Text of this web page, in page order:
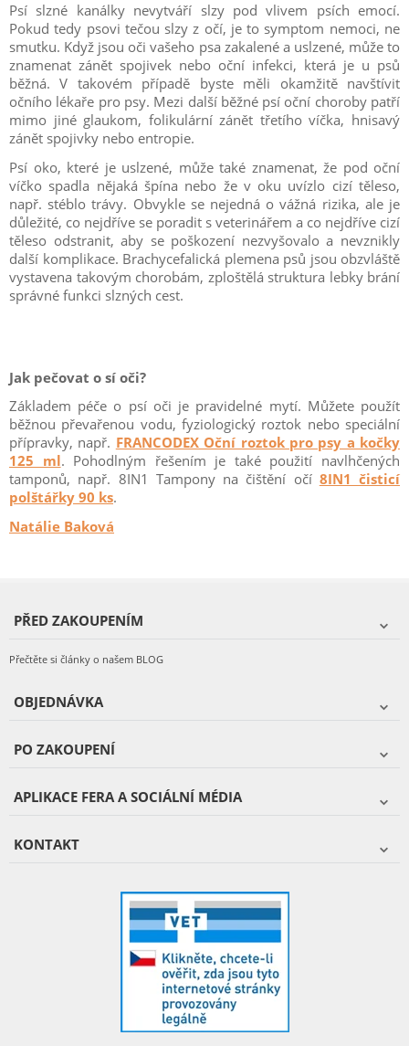
Psí slzné kanálky nevytváří slzy pod vlivem psích emocí.
Pokud tedy psovi tečou slzy z očí, je to symptom nemoci, ne
smutku. Když jsou oči vašeho psa zakalené a uslzené, může to
znamenat zánět spojivek nebo oční infekci, která je u psů
běžná. V takovém případě byste měli okamžitě navštívit
očního lékaře pro psy. Mezi další běžné psí oční choroby patří
mimo jiné glaukom, folikulární zánět třetího víčka, hnisavý
zánět spojivky nebo entropie.
Psí oko, které je uslzené, může také znamenat, že pod oční
víčko spadla nějaká špína nebo že v oku uvízlo cizí těleso,
např. stéblo trávy. Obvykle se nejedná o vážná rizika, ale je
důležité, co nejdříve se poradit s veterinářem a co nejdříve cizí
těleso odstranit, aby se poškození nezvyšovalo a nevznikly
další komplikace. Brachycefalická plemena psů jsou obzvláště
vystavena takovým chorobám, zploštělá struktura lebky brání
správné funkci slzných cest.
Jak pečovat o sí oči?
Základem péče o psí oči je pravidelné mytí. Můžete použít
běžnou převařenou vodu, fyziologický roztok nebo speciální
přípravky, např. FRANCODEX Oční roztok pro psy a kočky
125 ml. Pohodlným řešením je také použití navlhčených
tamponů, např. 8IN1 Tampony na čištění očí 8IN1 čisticí
polštářky 90 ks.
Natálie Baková
PŘED ZAKOUPENÍM
Přečtěte si články o našem BLOG
OBJEDNÁVKA
PO ZAKOUPENÍ
APLIKACE FERA A SOCIÁLNÍ MÉDIA
KONTAKT